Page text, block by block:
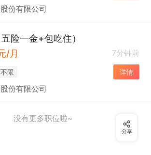
份有限公司
险一金+包吃住）
/月
7分钟前
限 详情
份有限公司
没有更多职位啦~
分享